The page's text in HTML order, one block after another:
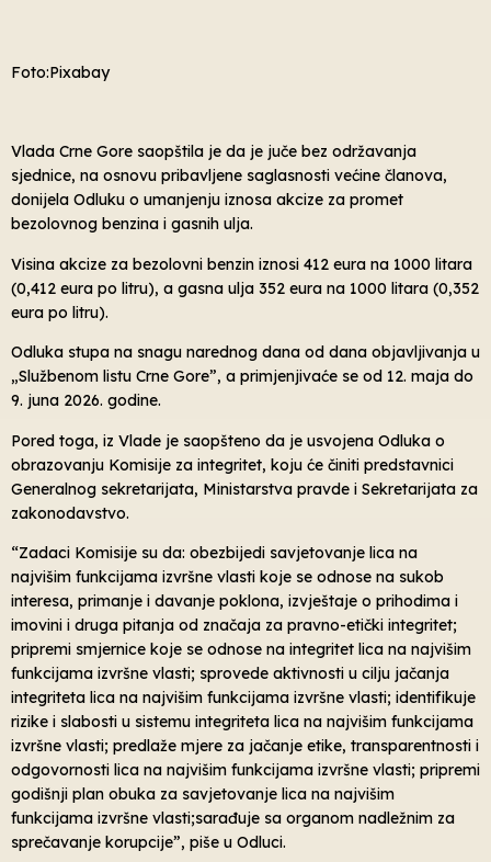
Foto:Pixabay
Vlada Crne Gore saopštila je da je juče bez održavanja
sjednice, na osnovu pribavljene saglasnosti većine članova,
donijela Odluku o umanjenju iznosa akcize za promet
bezolovnog benzina i gasnih ulja.
Visina akcize za bezolovni benzin iznosi 412 eura na 1000 litara
(0,412 eura po litru), a gasna ulja 352 eura na 1000 litara (0,352
eura po litru).
Odluka stupa na snagu narednog dana od dana objavljivanja u
„Službenom listu Crne Gore”, a primjenjivaće se od 12. maja do
9. juna 2026. godine.
Pored toga, iz Vlade je saopšteno da je usvojena Odluka o
obrazovanju Komisije za integritet, koju će činiti predstavnici
Generalnog sekretarijata, Ministarstva pravde i Sekretarijata za
zakonodavstvo.
“Zadaci Komisije su da: obezbijedi savjetovanje lica na
najvišim funkcijama izvršne vlasti koje se odnose na sukob
interesa, primanje i davanje poklona, izvještaje o prihodima i
imovini i druga pitanja od značaja za pravno-etički integritet;
pripremi smjernice koje se odnose na integritet lica na najvišim
funkcijama izvršne vlasti; sprovede aktivnosti u cilju jačanja
integriteta lica na najvišim funkcijama izvršne vlasti; identifikuje
rizike i slabosti u sistemu integriteta lica na najvišim funkcijama
izvršne vlasti; predlaže mjere za jačanje etike, transparentnosti i
odgovornosti lica na najvišim funkcijama izvršne vlasti; pripremi
godišnji plan obuka za savjetovanje lica na najvišim
funkcijama izvršne vlasti;sarađuje sa organom nadležnim za
sprečavanje korupcije”, piše u Odluci.